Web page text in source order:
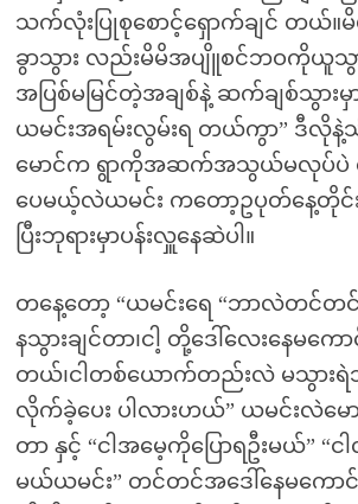
သက်လုံးပြုစုစောင့်ရှောက်ချင် တယ်။
ခွာသွား လည်းမိမိအပျိူစင်ဘဝကိုယူသွ
အပြစ်မမြင်တဲ့အချစ်နဲ့ ဆက်ချစ်သွားမှ
ယမင်းအရမ်းလွမ်းရ တယ်ကွာ” ဒီလို
မောင်က ရွာကိုအဆက်အသွယ်မလုပ်ပဲ န
ပေမယ့်လဲယမင်း ကတော့ဥပုတ်နေ့တိုင်
ပြီးဘုရားမှာပန်းလှူနေဆဲပါ။
တနေ့တော့ “ယမင်းရေ “ဘာလဲတင်တင်
နသွားချင်တာ၊ငါ့ တို့ဒေါ်လေးနေမကေ
တယ်၊ငါတစ်ယောက်တည်းလဲ မသွားရဲဘူ
လိုက်ခဲ့ပေး ပါလားဟယ်” ယမင်းလဲမေ
တာ နှင့် “ငါအမေ့ကိုပြောရဦးမယ်” “ငါ
မယ်ယမင်း” တင်တင်အဒေါ်နေမကော